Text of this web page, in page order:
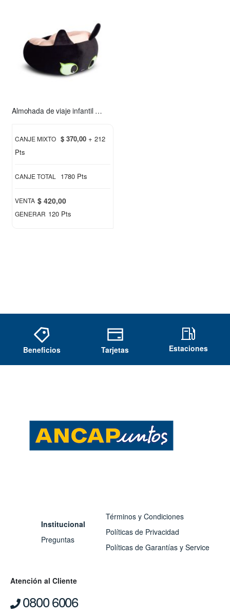
Almohada de viaje infantil Chimuelo rosa
CANJE MIXTO $ 370,00 + 212
Pts
CANJE TOTAL 1780 Pts
VENTA $ 420,00
GENERAR 120 Pts
Beneficios Tarjetas Estaciones
Institucional
Preguntas
Términos y Condiciones
Políticas de Privacidad
Políticas de Garantías y Service
Atención al Cliente
0800 6006